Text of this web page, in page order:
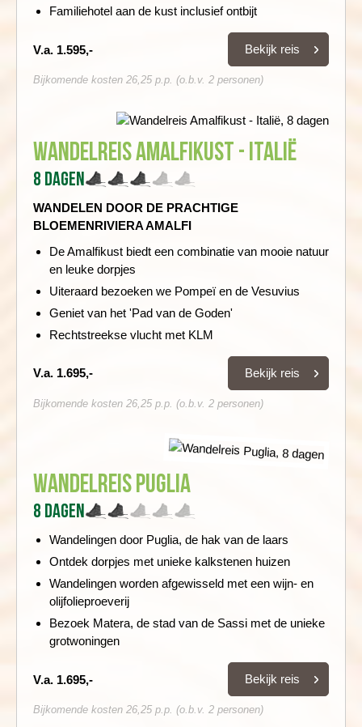
Familiehotel aan de kust inclusief ontbijt
V.a. 1.595,- Bekijk reis
Bijkomende kosten 26,25 p.p. (o.b.v. 2 personen)
Wandelreis Amalfikust - Italië
8 dagen
WANDELEN DOOR DE PRACHTIGE
BLOEMENRIVIERA AMALFI
De Amalfikust biedt een combinatie van mooie natuur
en leuke dorpjes
Uiteraard bezoeken we Pompeï en de Vesuvius
Geniet van het 'Pad van de Goden'
Rechtstreekse vlucht met KLM
V.a. 1.695,- Bekijk reis
Bijkomende kosten 26,25 p.p. (o.b.v. 2 personen)
Wandelreis Puglia
8 dagen
Wandelingen door Puglia, de hak van de laars
Ontdek dorpjes met unieke kalkstenen huizen
Wandelingen worden afgewisseld met een wijn- en
olijfolieproeverij
Bezoek Matera, de stad van de Sassi met de unieke
grotwoningen
V.a. 1.695,- Bekijk reis
Bijkomende kosten 26,25 p.p. (o.b.v. 2 personen)